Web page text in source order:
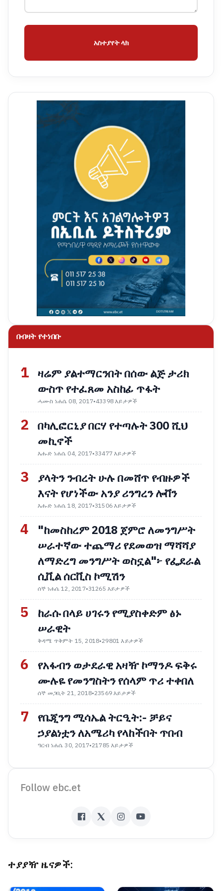
አስተያየት ላክ
በብዛት የተነበቡ
1 ዛሬም ያልተማርንበት በሰው ልጅ ታሪክ
ውስጥ የተፈጸመ አስከፊ ጥፋት
ሓሙስ ነሐሴ 08, 2017•43398 እይታዎች
2 በካሊፎርኒያ በርሃ የተጣሉት 300 ሺህ
መኪኖች
እሑድ ነሐሴ 04, 2017•33477 እይታዎች
3
ያላትን ንብረት ሁሉ በመሸጥ የብዙዎች
እናት የሆነችው አንያ ሪንግረን ሎቨን
እሑድ ነሐሴ 18, 2017•31506 እይታዎች
4
"ከመስከረም 2018 ጀምሮ ለመንግሥት
ሠራተኛው ተጨማሪ የደመወዝ ማሻሻያ
ለማድረግ መንግሥት ወስኗል"፦ የፌደራል
ሲቪል ሰርቪስ ኮሚሽን
ሰኞ ነሐሴ 12, 2017•31265 እይታዎች
5
ከራሱ በላይ ሀገሩን የሚያስቀድም ፅኑ
ሠራዊት
ቅዳሜ ጥቅምት 15, 2018•29801 እይታዎች
6
የአፋብን ወታደራዊ አዛዥ ኮማንዶ ፍቅሩ
ሙሉዬ የመንግስትን የሰላም ጥሪ ተቀበለ
ሰኞ መጋቢት 21, 2018•23569 እይታዎች
7
የቤጂንግ ሚሳኤል ትርዒት:- ቻይና
ኃያልነቷን ለአሜሪካ የላከችበት ጥበብ
ዓርብ ነሐሴ 30, 2017•21785 እይታዎች
Follow ebc.et
ተያያዥ ዜናዎች: